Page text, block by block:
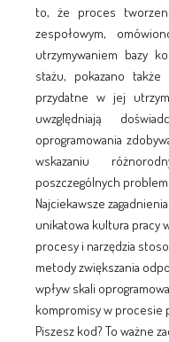
to, że proces
zespołowym,
utrzymywaniem bazy
stażu, pokazano
przydatne w jej
uwzględniają
oprogramowania
wskazaniu
poszczególnych
Najciekawsze zagadnienia:
unikatowa kultura pracy
procesy i narzędzia
metody zwiększania
wpływ skali
kompromisy w procesie
Piszesz kod? To ważne